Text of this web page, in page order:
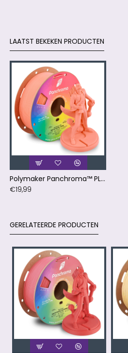
LAATST BEKEKEN PRODUCTEN
Polymaker Panchroma™ PLA Matte Pastel Coral Filament
€19,99
GERELATEERDE PRODUCTEN